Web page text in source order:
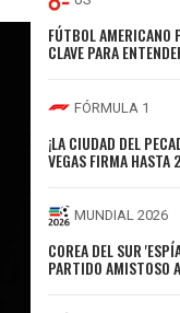
FÚTBOL AMERICANO
CLAVE PARA
FÓRMULA 1
¡LA CIUDAD DEL
VEGAS FIRMA HASTA
MUNDIAL 2026
COREA DEL SUR
PARTIDO AMISTOSO